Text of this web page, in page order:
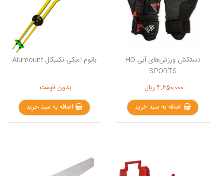
دستکش ورزش‌های آبی HO
SPORTS
4,650,000 ریال
اضافه به سبد خرید
باتوم اسکی تکنیکال Alumount
بدون قیمت
اضافه به سبد خرید